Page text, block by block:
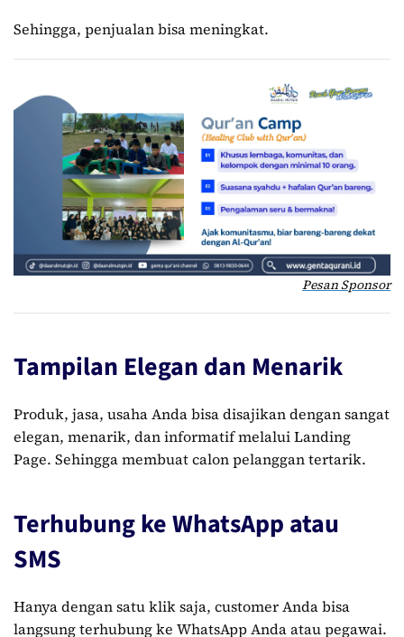
Sehingga, penjualan bisa meningkat.
Pesan Sponsor
Tampilan Elegan dan Menarik
Produk, jasa, usaha Anda bisa disajikan dengan sangat
elegan, menarik, dan informatif melalui Landing
Page. Sehingga membuat calon pelanggan tertarik.
Terhubung ke WhatsApp atau
SMS
Hanya dengan satu klik saja, customer Anda bisa
langsung terhubung ke WhatsApp Anda atau pegawai.